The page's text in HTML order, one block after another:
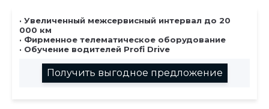
· Увеличенный межсервисный интервал до 20
000 км
· Фирменное телематическое оборудование
· Обучение водителей Profi Drive
Получить выгодное предложение